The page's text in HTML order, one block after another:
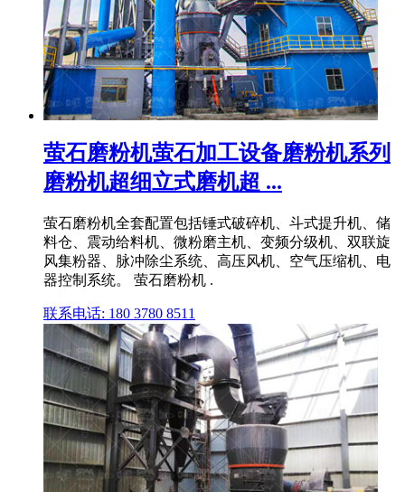
萤石磨粉机萤石加工设备磨粉机系列
磨粉机超细立式磨机超 ...
萤石磨粉机全套配置包括锤式破碎机、斗式提升机、储
料仓、震动给料机、微粉磨主机、变频分级机、双联旋
风集粉器、脉冲除尘系统、高压风机、空气压缩机、电
器控制系统。 萤石磨粉机 .
联系电话: 180 3780 8511